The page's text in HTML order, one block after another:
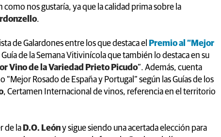
nos gustaría, ya que la calidad prima sobre la
.
de Galardones entre los que destaca el
Premio al “Mejor
Guía de la Semana Vitivinícola que también lo destaca en su
Vino de la Variedad Prieto Picudo”. Además, cuenta
“Mejor Rosado de España y Portugal” según las Guías de los
, Certamen Internacional de vinos, referencia en el territorio
de la D.O. Leóny sigue siendo una acertada elección para